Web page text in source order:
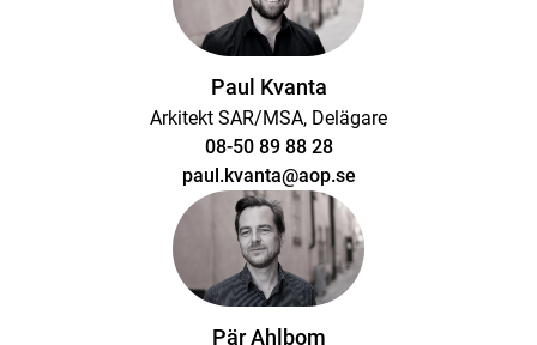
Paul Kvanta
Arkitekt SAR/MSA, Delägare
08-50 89 88 28
paul.kvanta@aop.se
Pär Ahlbom